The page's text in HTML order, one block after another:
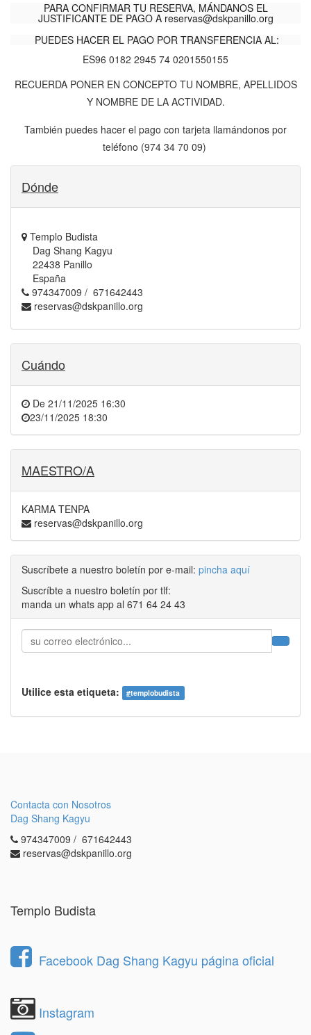
PARA CONFIRMAR TU RESERVA, MÁNDANOS EL
JUSTIFICANTE DE PAGO A reservas@dskpanillo.org
PUEDES HACER EL PAGO POR TRANSFERENCIA AL:
ES96 0182 2945 74 0201550155
RECUERDA PONER EN CONCEPTO TU NOMBRE, APELLIDOS
Y NOMBRE DE LA ACTIVIDAD.
También puedes hacer el pago con tarjeta llamándonos por
teléfono (974 34 70 09)
Dónde
Templo Budista
Dag Shang Kagyu
22438 Panillo
España
974347009 / 671642443
reservas@dskpanillo.org
Cuándo
De 21/11/2025 16:30
23/11/2025 18:30
MAESTRO/A
KARMA TENPA
reservas@dskpanillo.org
Suscríbete a nuestro boletín por e-mail: pincha aquí
Suscríbte a nuestro boletín por tlf:
manda un whats app al 671 64 24 43
Utilice esta etiqueta: #templobudista
Contacta con Nosotros
Dag Shang Kagyu
974347009 / 671642443
reservas@dskpanillo.org
Templo Budista
Facebook Dag Shang Kagyu página oficial
Instagram